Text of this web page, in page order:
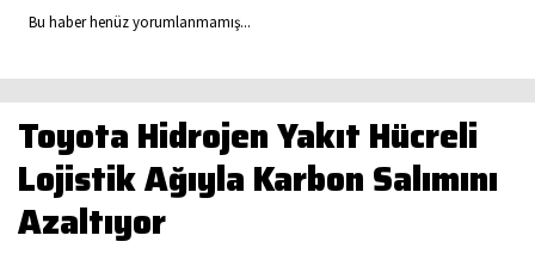
Bu haber henüz yorumlanmamış...
Toyota Hidrojen Yakıt Hücreli
Lojistik Ağıyla Karbon Salımını
Azaltıyor